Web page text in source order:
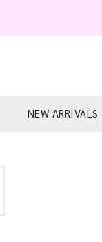
NEW ARRIVALS